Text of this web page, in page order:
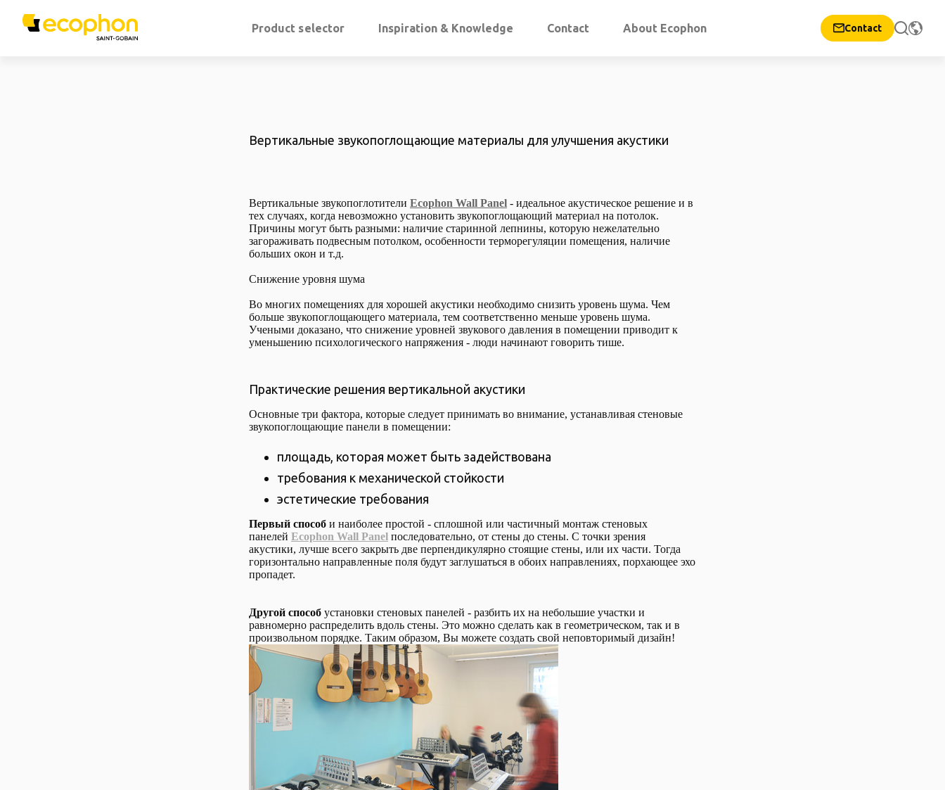
Product selector Inspiration & Knowledge Contact About Ecophon Contact
Вертикальные звукопоглощающие материалы для улучшения акустики
Вертикальные звукопоглотители Ecophon Wall Panel - идеальное акустическое решение и в
тех случаях, когда невозможно установить звукопоглощающий материал на потолок.
Причины могут быть разными: наличие старинной лепнины, которую нежелательно
загораживать подвесным потолком, особенности терморегуляции помещения, наличие
больших окон и т.д.
Снижение уровня шума
Во многих помещениях для хорошей акустики необходимо снизить уровень шума. Чем
больше звукопоглощающего материала, тем соответственно меньше уровень шума.
Учеными доказано, что снижение уровней звукового давления в помещении приводит к
уменьшению психологического напряжения - люди начинают говорить тише.
Практические решения вертикальной акустики
Основные три фактора, которые следует принимать во внимание, устанавливая стеновые
звукопоглощающие панели в помещении:
площадь, которая может быть задействована
требования к механической стойкости
эстетические требования
Первый способ и наиболее простой - сплошной или частичный монтаж стеновых
панелей Ecophon Wall Panel последовательно, от стены до стены. С точки зрения
акустики, лучше всего закрыть две перпендикулярно стоящие стены, или их части. Тогда
горизонтально направленные поля будут заглушаться в обоих направлениях, порхающее эхо
пропадет.
Другой способ установки стеновых панелей - разбить их на небольшие участки и
равномерно распределить вдоль стены. Это можно сделать как в геометрическом, так и в
произвольном порядке. Таким образом, Вы можете создать свой неповторимый дизайн!